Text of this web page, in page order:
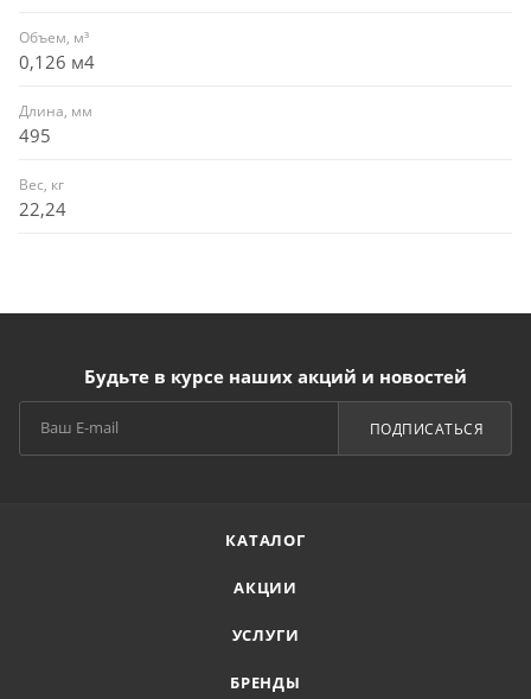
Объем, м³
0,126 м4
Длина, мм
495
Вес, кг
22,24
Будьте в курсе наших акций и новостей
ПОДПИСАТЬСЯ
КАТАЛОГ
АКЦИИ
УСЛУГИ
БРЕНДЫ